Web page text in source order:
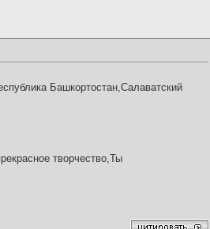
Башкортостан,Салаватский
творчество,Ты